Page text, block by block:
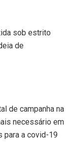
sob estrito
de
de campanha na
necessário em
para a covid-19